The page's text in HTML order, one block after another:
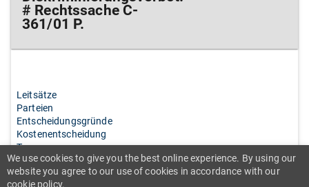
# Rechtssache C-
361/01 P.
Leitsätze
Parteien
Entscheidungsgründe
Kostenentscheidung
Tenor
Schlüsselwörter
We use cookies to give you the best online experience. By using our
website you agree to our use of cookies in accordance with our
cookie policy.